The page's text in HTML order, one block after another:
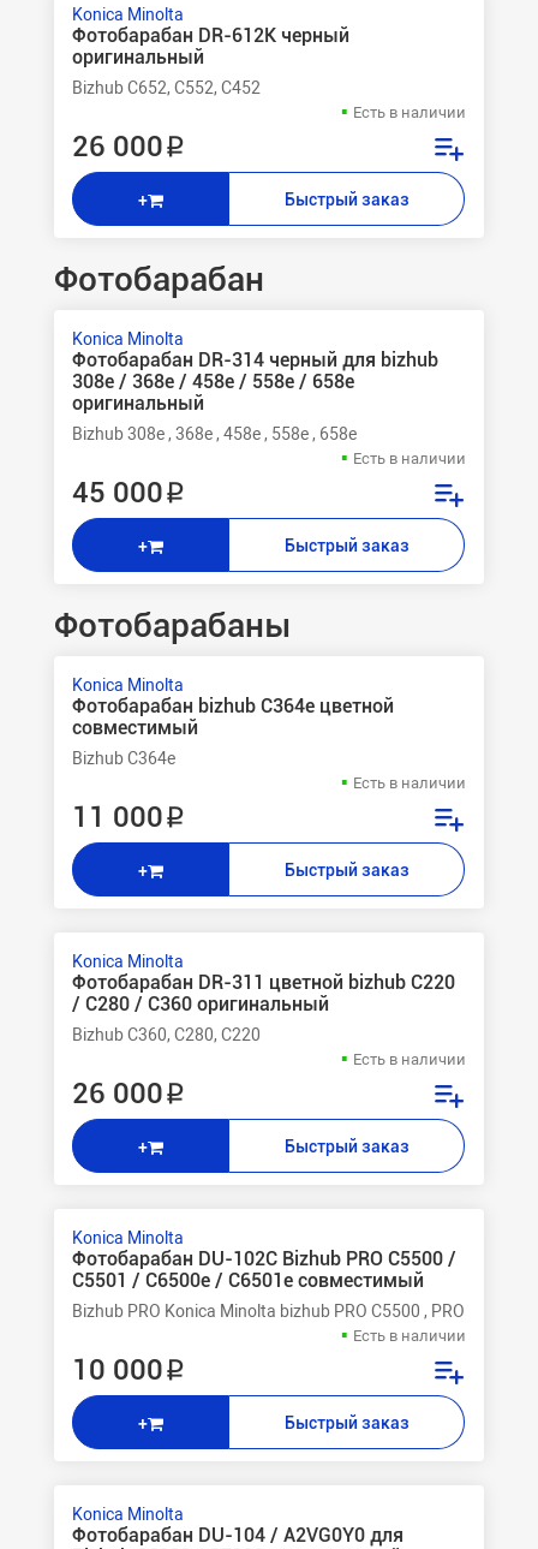
Konica Minolta
Фотобарабан DR-612K черный
оригинальный
Bizhub C652, C552, C452
Есть в наличии
26 000 ₽
+ Быстрый заказ
Фотобарабан
Konica Minolta
Фотобарабан DR-314 черный для bizhub
308e / 368e / 458e / 558e / 658e
оригинальный
Bizhub 308e , 368e , 458e , 558e , 658e
Есть в наличии
45 000 ₽
+ Быстрый заказ
Фотобарабаны
Konica Minolta
Фотобарабан bizhub C364e цветной
совместимый
Bizhub C364e
Есть в наличии
11 000 ₽
+ Быстрый заказ
Konica Minolta
Фотобарабан DR-311 цветной bizhub C220
/ C280 / C360 оригинальный
Bizhub C360, C280, C220
Есть в наличии
26 000 ₽
+ Быстрый заказ
Konica Minolta
Фотобарабан DU-102C Bizhub PRO C5500 /
C5501 / C6500e / C6501e совместимый
Bizhub PRO Konica Minolta bizhub PRO C5500 , PRO C5501 ,
Есть в наличии
10 000 ₽
+ Быстрый заказ
Konica Minolta
Фотобарабан DU-104 / A2VG0Y0 для